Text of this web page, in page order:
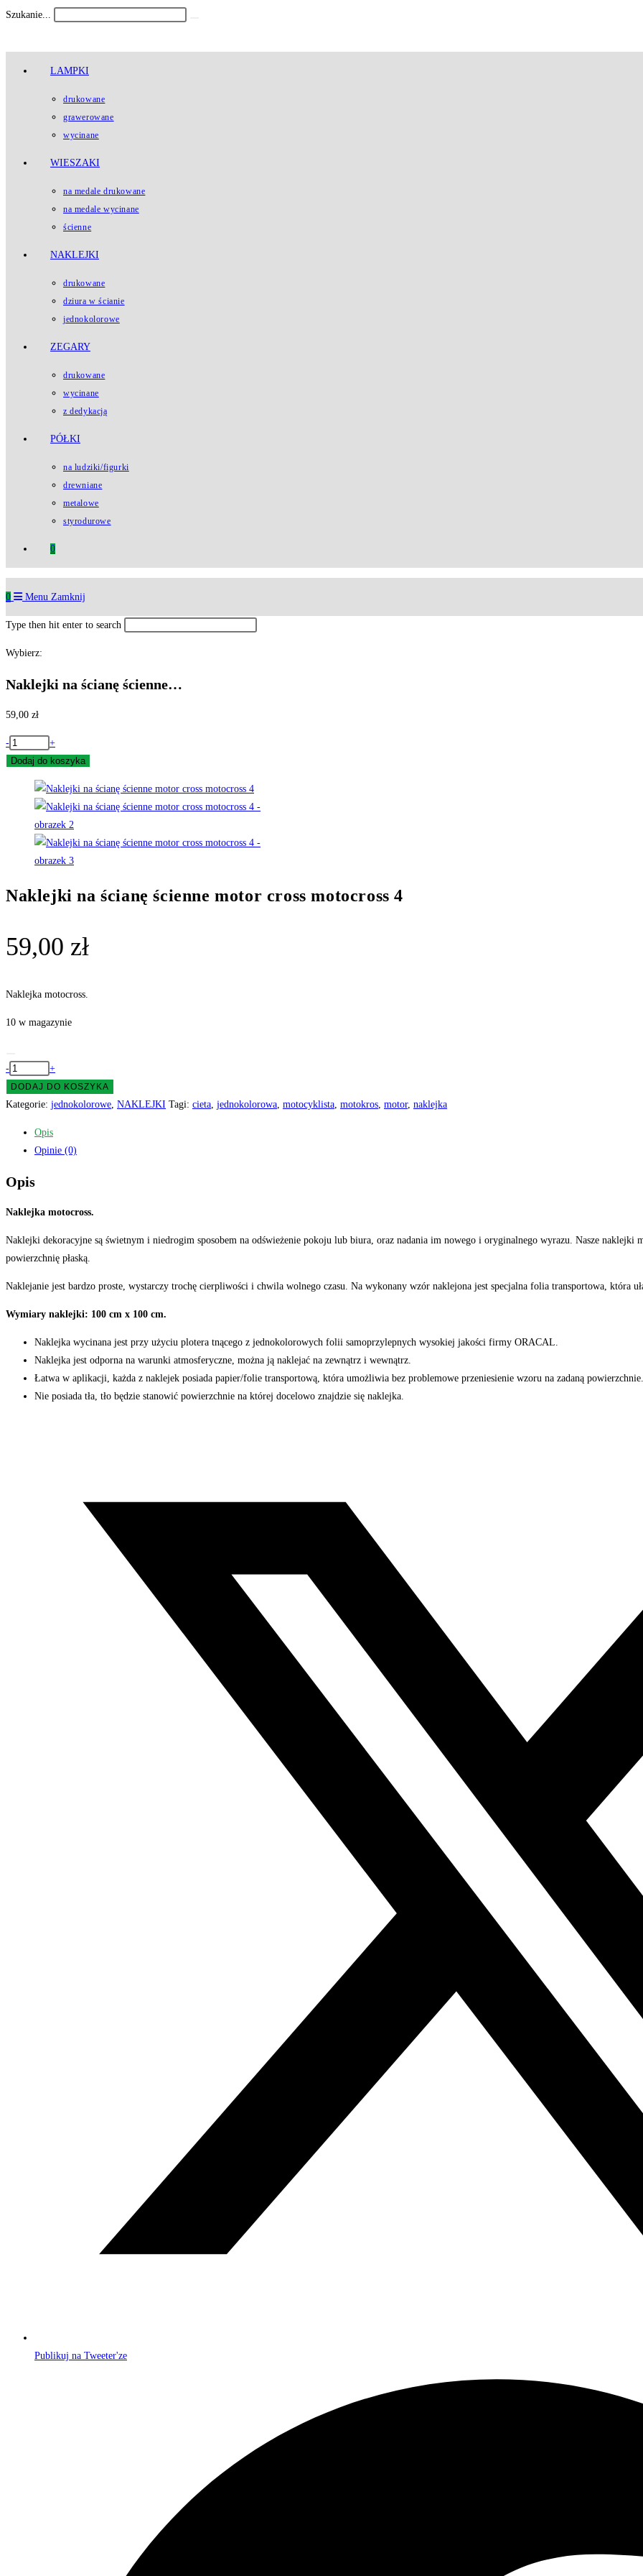
Koniec
Szukanie...
LAMPKI
drukowane
grawerowane
wycinane
WIESZAKI
na medale drukowane
na medale wycinane
ścienne
NAKLEJKI
drukowane
dziura w ścianie
jednokolorowe
ZEGARY
drukowane
wycinane
z dedykacją
PÓŁKI
na ludziki/figurki
drewniane
metalowe
styrodurowe
0
0 Menu Zamknij
Type then hit enter to search
Wybierz:
Naklejki na ścianę ścienne…
59,00 zł
ilość
Naklejki
motocross
-
+
Dodaj do koszyka
Naklejki na ścianę ścienne motor cross motocross 4
59,00 zł
Naklejka motocross.
10 w magazynie
ilość
Naklejki
na
cross
4
- +
DODAJ DO KOSZYKA
Kategorie: jednokolorowe, NAKLEJKI Tagi: cieta, jednokolorowa, motocyklista, motokros, motor, naklejka
Opis
Opinie (0)
Opis
Naklejka motocross.
Naklejki dekoracyjne są świetnym i niedrogim sposobem na odświeżenie pokoju lub biura, oraz nadania im nowego i oryginalnego wyrazu. Nasze naklejki
powierzchnię płaską.
Naklejanie jest bardzo proste, wystarczy trochę cierpliwości i chwila wolnego czasu. Na wykonany wzór naklejona jest specjalna folia transportowa, która
Wymiary naklejki: 100 cm x 100 cm.
Naklejka wycinana jest przy użyciu plotera tnącego z jednokolorowych folii samoprzylepnych wysokiej jakości firmy ORACAL.
Naklejka jest odporna na warunki atmosferyczne, można ją naklejać na zewnątrz i wewnątrz.
Łatwa w aplikacji, każda z naklejek posiada papier/folie transportową, która umożliwia bez problemowe przeniesienie wzoru na zadaną powierzchnie.
Nie posiada tła, tło będzie stanowić powierzchnie na której docelowo znajdzie się naklejka.
Publikuj na Tweeter'ze